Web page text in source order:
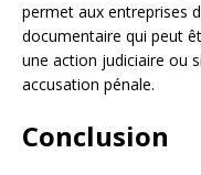
permet aux entreprises
documentaire qui peut
une action judiciaire ou
accusation pénale.
Conclusion